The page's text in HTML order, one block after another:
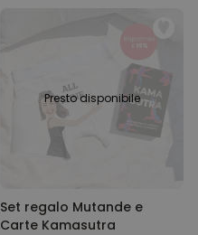
Presto disponibile
Set regalo Mutande e
Carte Kamasutra